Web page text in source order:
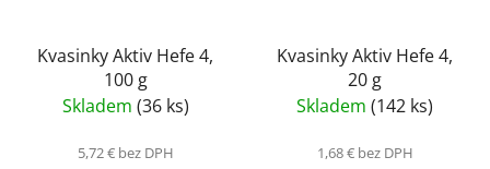
Kvasinky Aktiv Hefe 4,
100 g
Skladem (36 ks)
5,72 € bez DPH
Kvasinky Aktiv Hefe 4,
20 g
Skladem (142 ks)
1,68 € bez DPH